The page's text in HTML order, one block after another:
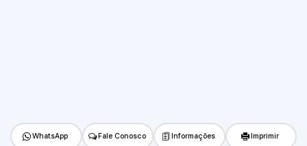
WhatsApp Fale Conosco Informações Imprimir